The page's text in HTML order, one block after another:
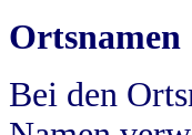
Ortsnamen
Bei den